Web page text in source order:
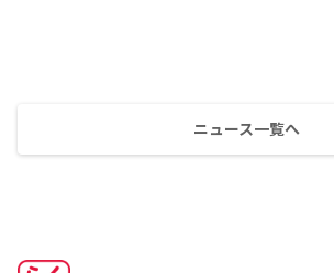
ニュース一覧へ